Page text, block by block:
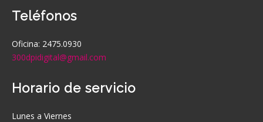
Teléfonos
Oficina: 2475.0930
300dpidigital@gmail.com
Horario de servicio
Lunes a Viernes